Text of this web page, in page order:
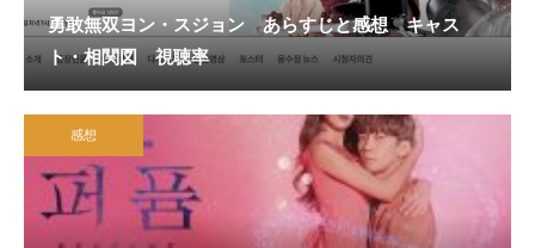
勇敢無双ヨン・スジョン あらすじと感想 キャス
ト・相関図 視聴率
感想